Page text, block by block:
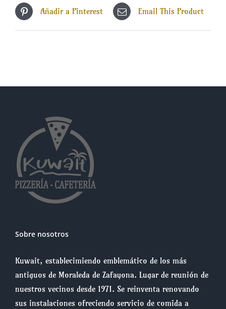
Añadir a Pinterest Email This Product
Sobre nosotros
Kuwait, establecimiendo emblemático de los más
antiguos de Moraleda de Zafayona. Lugar de reunión de
nuestros vecinos desde 1971. Se reinventa renovando
sus instalaciones ofreciendo servicio de comida a